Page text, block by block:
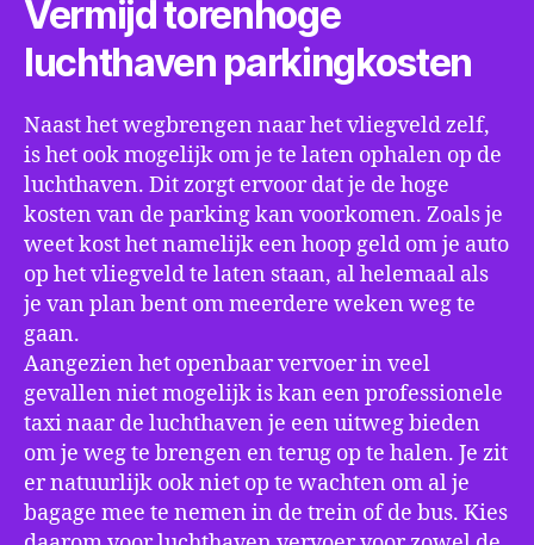
Vermijd torenhoge
luchthaven parkingkosten
Naast het wegbrengen naar het vliegveld zelf,
is het ook mogelijk om je te laten ophalen op de
luchthaven. Dit zorgt ervoor dat je de hoge
kosten van de parking kan voorkomen. Zoals je
weet kost het namelijk een hoop geld om je auto
op het vliegveld te laten staan, al helemaal als
je van plan bent om meerdere weken weg te
gaan.
Aangezien het openbaar vervoer in veel
gevallen niet mogelijk is kan een professionele
taxi naar de luchthaven je een uitweg bieden
om je weg te brengen en terug op te halen. Je zit
er natuurlijk ook niet op te wachten om al je
bagage mee te nemen in de trein of de bus. Kies